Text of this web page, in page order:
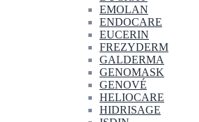
EMOLAN
ENDOCARE
EUCERIN
FREZYDERM
GALDERMA
GENOMASK
GENOVÉ
HELIOCARE
HIDRISAGE